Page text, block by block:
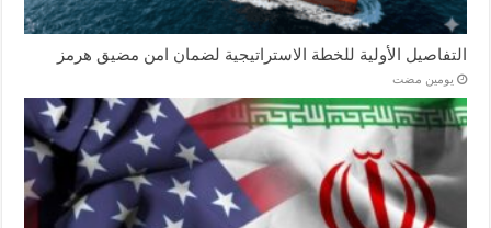
التفاصيل الأولية للخطة الاستراتيجية لضمان امن مضيق هرمز
‏يومين مضت